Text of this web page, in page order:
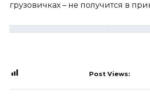
грузовичках – не получится в
Post Views: